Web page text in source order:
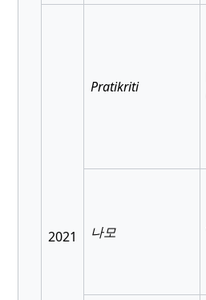
2021
Pratikriti
나모